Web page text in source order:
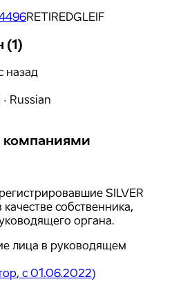
RETIREDGLEIF
(1)
назад
· Russian
компаниями
SILVER
качестве собственника,
органа.
лица в руководящем
, с 01.06.2022)